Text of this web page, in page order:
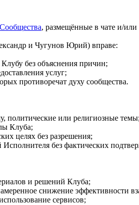
, размещённые в чате и/
и Чугунов Юрий) вправе:
без объяснения причин;
услуг;
противоречат духу сообщества.
политические или религиозные темы;
Клуба;
целях без разрешения;
без фактических
и решений Клуба;
снижение эффективности
сервисов;